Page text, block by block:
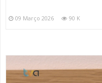
09 Março 2026 90 K